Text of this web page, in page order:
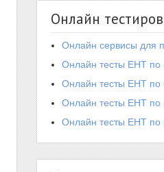
Онлайн
Онлайн сервисы для
Онлайн тесты ЕНТ по
Онлайн тесты ЕНТ по
Онлайн тесты ЕНТ по
Онлайн тесты ЕНТ по